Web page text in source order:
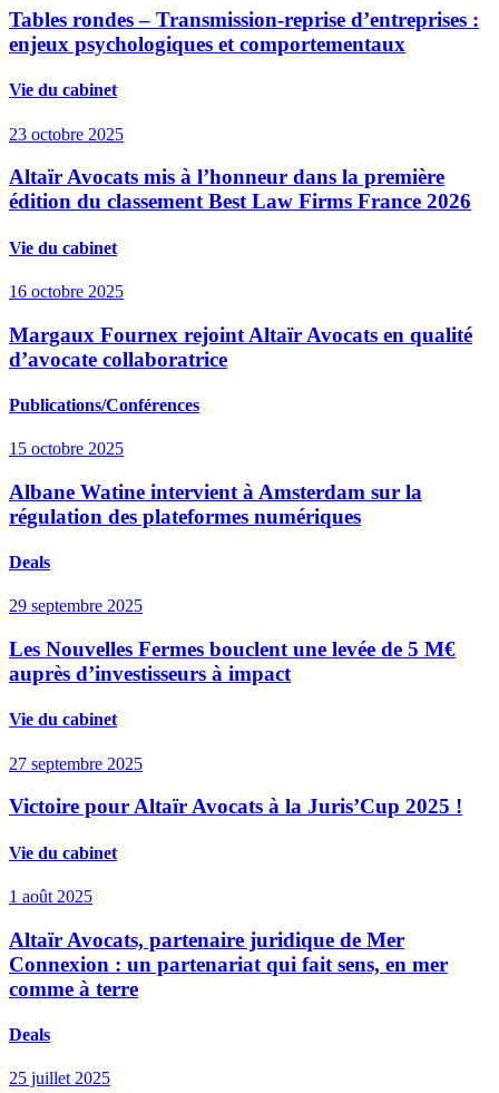
Tables rondes – Transmission-reprise d’entreprises :
enjeux psychologiques et comportementaux
Vie du cabinet
23 octobre 2025
Altaïr Avocats mis à l’honneur dans la première
édition du classement Best Law Firms France 2026
Vie du cabinet
16 octobre 2025
Margaux Fournex rejoint Altaïr Avocats en qualité
d’avocate collaboratrice
Publications/Conférences
15 octobre 2025
Albane Watine intervient à Amsterdam sur la
régulation des plateformes numériques
Deals
29 septembre 2025
Les Nouvelles Fermes bouclent une levée de 5 M€
auprès d’investisseurs à impact
Vie du cabinet
27 septembre 2025
Victoire pour Altaïr Avocats à la Juris’Cup 2025 !
Vie du cabinet
1 août 2025
Altaïr Avocats, partenaire juridique de Mer
Connexion : un partenariat qui fait sens, en mer
comme à terre
Deals
25 juillet 2025